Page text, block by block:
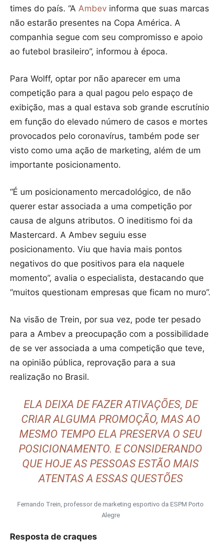
times do país. “A Ambev informa que suas marcas
não estarão presentes na Copa América. A
companhia segue com seu compromisso e apoio
ao futebol brasileiro”, informou à época.
Para Wolff, optar por não aparecer em uma
competição para a qual pagou pelo espaço de
exibição, mas a qual estava sob grande escrutínio
em função do elevado número de casos e mortes
provocados pelo coronavírus, também pode ser
visto como uma ação de marketing, além de um
importante posicionamento.
“É um posicionamento mercadológico, de não
querer estar associada a uma competição por
causa de alguns atributos. O ineditismo foi da
Mastercard. A Ambev seguiu esse
posicionamento. Viu que havia mais pontos
negativos do que positivos para ela naquele
momento”, avalia o especialista, destacando que
“muitos questionam empresas que ficam no muro”.
Na visão de Trein, por sua vez, pode ter pesado
para a Ambev a preocupação com a possibilidade
de se ver associada a uma competição que teve,
na opinião pública, reprovação para a sua
realização no Brasil.
ELA DEIXA DE FAZER ATIVAÇÕES, DE
CRIAR ALGUMA PROMOÇÃO, MAS AO
MESMO TEMPO ELA PRESERVA O SEU
POSICIONAMENTO. E CONSIDERANDO
QUE HOJE AS PESSOAS ESTÃO MAIS
ATENTAS A ESSAS QUESTÕES
Fernando Trein, professor de marketing esportivo da ESPM Porto
Alegre
Resposta de craques